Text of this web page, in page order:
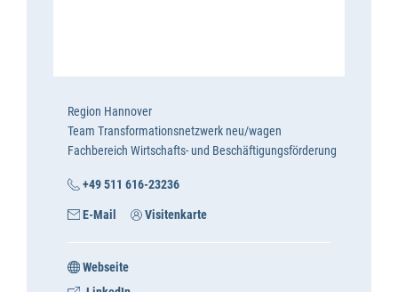
Region Hannover
Team Transformationsnetzwerk neu/wagen
Fachbereich Wirtschafts- und Beschäftigungsförderung
+49 511 616-23236
E-Mail Visitenkarte
Webseite